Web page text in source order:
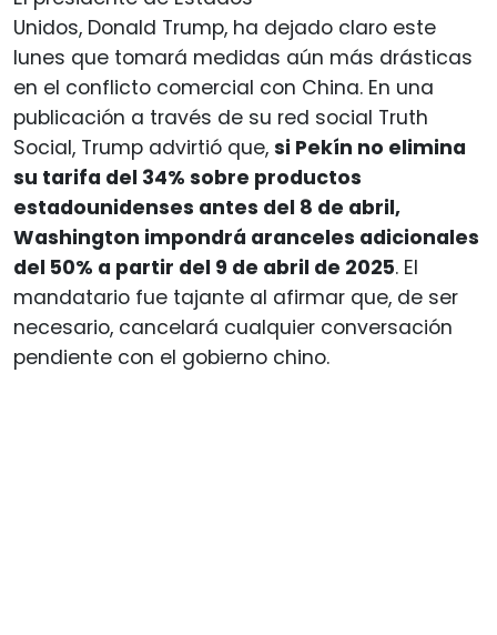
Unidos, Donald Trump, ha dejado claro este
lunes que tomará medidas aún más drásticas
en el conflicto comercial con China. En una
publicación a través de su red social Truth
Social, Trump advirtió que, si Pekín no elimina
su tarifa del 34% sobre productos
estadounidenses antes del 8 de abril,
Washington impondrá aranceles adicionales
del 50% a partir del 9 de abril de 2025. El
mandatario fue tajante al afirmar que, de ser
necesario, cancelará cualquier conversación
pendiente con el gobierno chino.